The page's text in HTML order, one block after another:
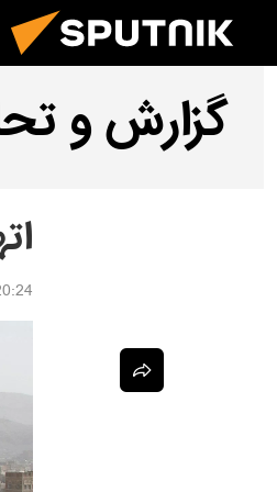
گزارش و
15.11.2022